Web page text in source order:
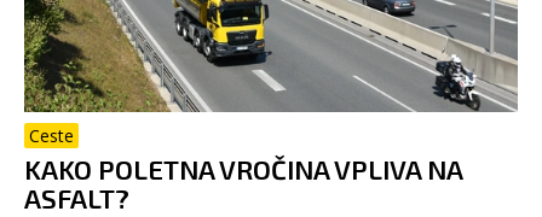
Ceste
KAKO POLETNA VROČINA VPLIVA NA
ASFALT?